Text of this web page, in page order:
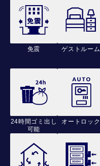
免震 ゲストルーム
24時間ゴミ出し
可能
オートロック